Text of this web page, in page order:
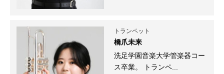
トランペット
橋爪未来
洗足学園音楽大学管楽器コー
ス卒業。 トランペ...